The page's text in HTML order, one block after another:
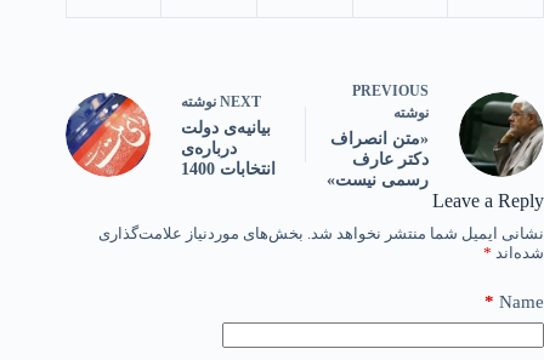
PREVIOUS
نوشته
«متن انصراف
دکتر عارف
رسمی نیست»
NEXT نوشته
بیانیه‌ی دولت
درباره‌ی
انتخابات 1400
Leave a Reply
نشانی ایمیل شما منتشر نخواهد شد. بخش‌های موردنیاز علامت‌گذاری
شده‌اند *
Name
*